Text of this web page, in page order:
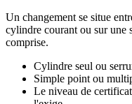
Un changement se situe
cylindre courant ou sur une
comprise.
Cylindre seul ou
Simple point ou
Le niveau de